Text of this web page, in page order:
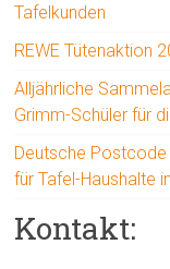
Tafelkunden
REWE Tütenaktion
Alljährliche
Grimm-Schüler für
Deutsche
für Tafel-Haushalte
Kontakt: